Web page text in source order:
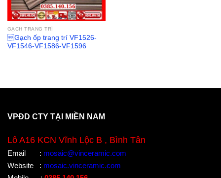
GẠCH TRANG TRÍ
Gạch ốp trang trí VF1526-
VF1546-VF1586-VF1596
VPĐD CTY TẠI MIỀN NAM
Lô A16 KCN Vĩnh Lộc B , Bình Tân
Email : mosaic@vinceramic.com
Website
: mosaic.vinceramic.com